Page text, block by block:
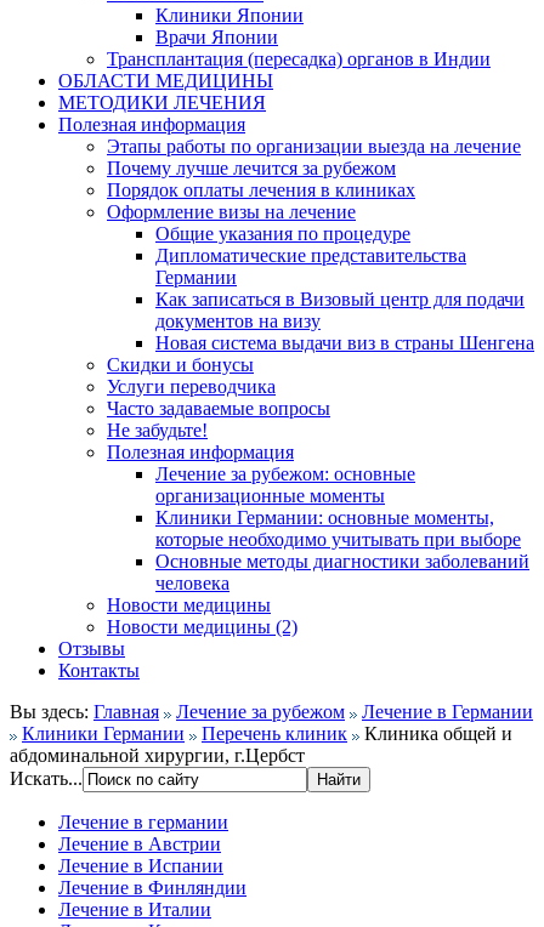
Клиники Японии
Врачи Японии
Трансплантация (пересадка) органов в Индии
ОБЛАСТИ МЕДИЦИНЫ
МЕТОДИКИ ЛЕЧЕНИЯ
Полезная информация
Этапы работы по организации выезда на лечение
Почему лучше лечится за рубежом
Порядок оплаты лечения в клиниках
Оформление визы на лечение
Общие указания по процедуре
Дипломатические представительства
Германии
Как записаться в Визовый центр для подачи
документов на визу
Новая система выдачи виз в страны Шенгена
Скидки и бонусы
Услуги переводчика
Часто задаваемые вопросы
Не забудьте!
Полезная информация
Лечение за рубежом: основные
организационные моменты
Клиники Германии: основные моменты,
которые необходимо учитывать при выборе
Основные методы диагностики заболеваний
человека
Новости медицины
Новости медицины (2)
Отзывы
Контакты
Вы здесь: Главная Лечение за рубежом
Лечение в Германии
Клиники Германии
Перечень клиник
Клиника общей и
абдоминальной хирургии, г.Цербст
Искать...
Лечение в германии
Лечение в Австрии
Лечение в Испании
Лечение в Финляндии
Лечение в Италии